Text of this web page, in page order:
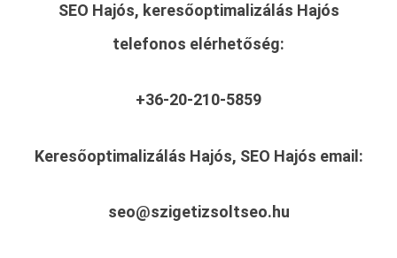
SEO Hajós, keresőoptimalizálás Hajós
telefonos elérhetőség:
+36-20-210-5859
Keresőoptimalizálás Hajós, SEO Hajós email:
seo@szigetizsoltseo.hu